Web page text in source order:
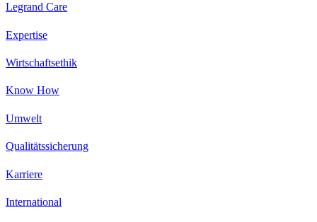
Legrand Care
Expertise
Wirtschaftsethik
Know How
Umwelt
Qualitätssicherung
Karriere
International